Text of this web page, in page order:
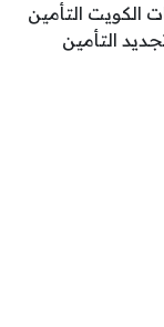
الكويت التأمين
التأمين